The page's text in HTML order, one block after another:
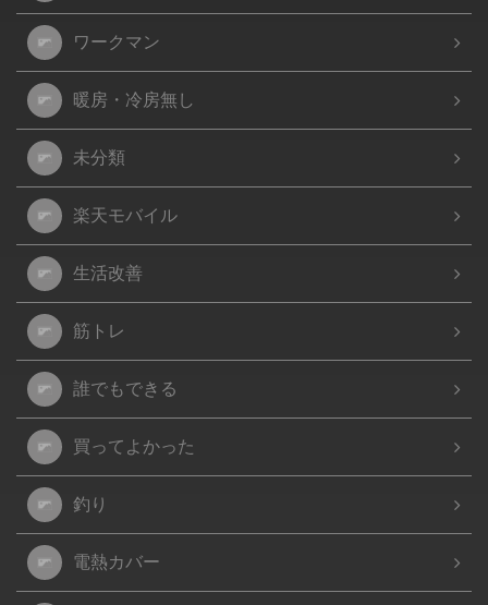
ワークマン
暖房・冷房無し
未分類
楽天モバイル
生活改善
筋トレ
誰でもできる
買ってよかった
釣り
電熱カバー